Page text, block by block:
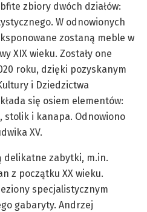
zbiory dwóch działów:
W odnowionych
zostaną meble w
XIX wieku. Zostały one
roku, dzięki pozyskanym
i Dziedzictwa
się osiem elementów:
stolik i kanapa. Odnowiono
XV.
delikatne zabytki, m.in.
z początku XX wieku.
specjalistycznym
gabaryty. Andrzej